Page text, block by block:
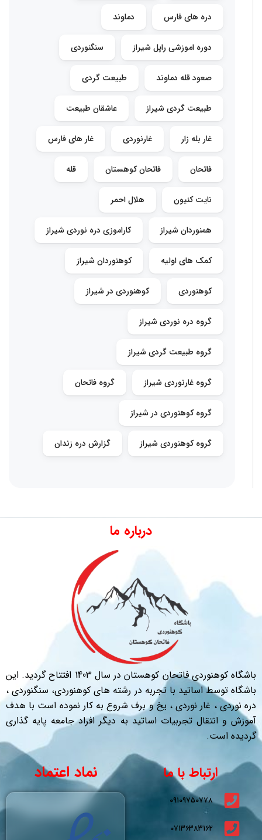
دره های فارس دماوند
دوره اموزشی راپل شیراز سنگنوردی
صعود قله دماوند طبیعت گردی
طبیعت گردی شیراز عاشقان طبیعت
غار بله زار غارنوردی غار های فارس
فاتحان فاتحان کوهستان قله
نایت کنیون هلال احمر
همنوردان شیراز کاراموزی دره نوردی شیراز
کمک های اولیه کوهنوردان شیراز
کوهنوردی کوهنوردی در شیراز
گروه دره نوردی شیراز
گروه طبیعت گردی شیراز
گروه غارنوردی شیراز گروه فاتحان
گروه کوهنوردی در شیراز
گروه کوهنوردی شیراز گزارش دره زندان
درباره ما
باشگاه کوهنوردی فاتحان کوهستان در سال 1403 افتتاح گردید. این
باشگاه توسط اساتید با تجربه در رشته های کوهنوردی، سنگنوردی ،
دره نوردی ، غار نوردی ، یخ و برف شروع به کار نموده است با هدف
آموزش و انتقال تجربیات اساتید به دیگر افراد جامعه پایه گذاری
گردیده است.
ارتباط با ما
09109750778
07136383162
نماد اعتماد